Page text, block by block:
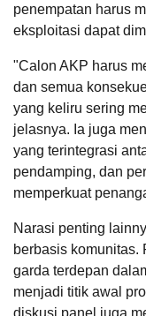
penempatan harus
eksploitasi dapat
"Calon AKP harus
dan semua
yang keliru sering
jelasnya. Ia juga
yang terintegrasi
pendamping, dan
memperkuat
Narasi penting
berbasis komunitas.
garda terdepan
menjadi titik awal
diskusi panel juga